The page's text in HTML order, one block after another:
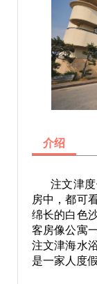
介绍
注文津度
房中，都可
绵长的白色
客房像公寓
注文津海水
是一家人度